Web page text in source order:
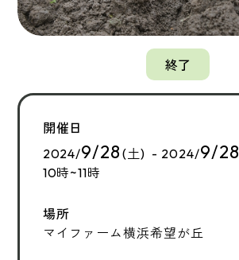
終了
開催日
2024/9/28 (土) - 2024/9/28
10時~11時
場所
マイファーム横浜希望が丘